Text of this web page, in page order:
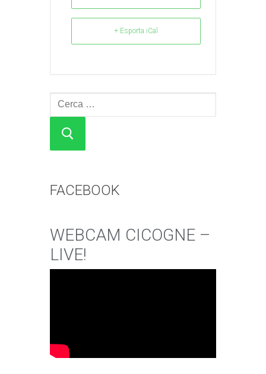
+ Esporta iCal
Cerca:
FACEBOOK
WEBCAM CICOGNE –
LIVE!